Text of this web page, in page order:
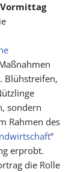
Vormittag
Blühstreifen,
son­dern
Rahmen des
“
erprobt.
die Rolle